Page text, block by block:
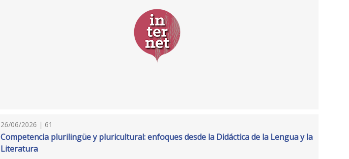
26/06/2026 | 61
Competencia plurilingüe y pluricultural: enfoques desde la Didáctica de la Lengua y la
Literatura